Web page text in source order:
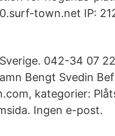
town.net IP:
042-34 07
Bengt Svedin
kategorier:
Ingen e-post.